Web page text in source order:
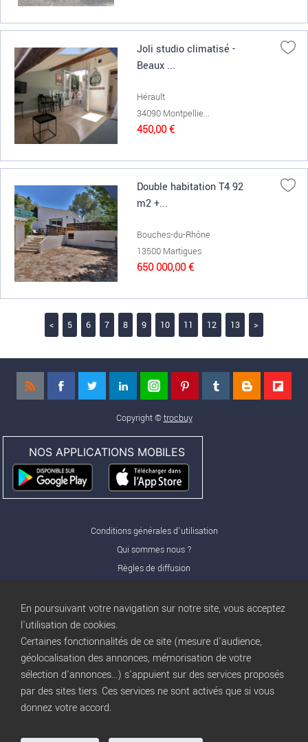
Joli studio climatisé -
Beaux ...
Hérault
34090 Montpellie...
450,00 €
Double habitation T4 92
m2 +...
Bouches-du-Rhône
13500 Martigues
650 000,00 €
< 5 6 7 8 9 10 11 12 13 >
Copyright ©trocbuy
NOS APPLICATIONS MOBILES
Conditions générales d'utilisation
Qui sommes nous ?
Règles de diffusion
Nos offres Pro
Publicité
Conditions d’Utilisation
Privacy Policy
Blogtrocbuy
Gestion des cookies
En poursuivant votre navigation sur notre site, vous acceptez
l'utilisation de cookies.
Certaines fonctionnalités de ce site (mesure d'audience,
géolocalisation des annonces, mémorisation de votre
sélection d'annonces...) s'appuient sur des services proposés
par des sites tiers. Ces services ne sont activés que si vous
donnez votre accord.